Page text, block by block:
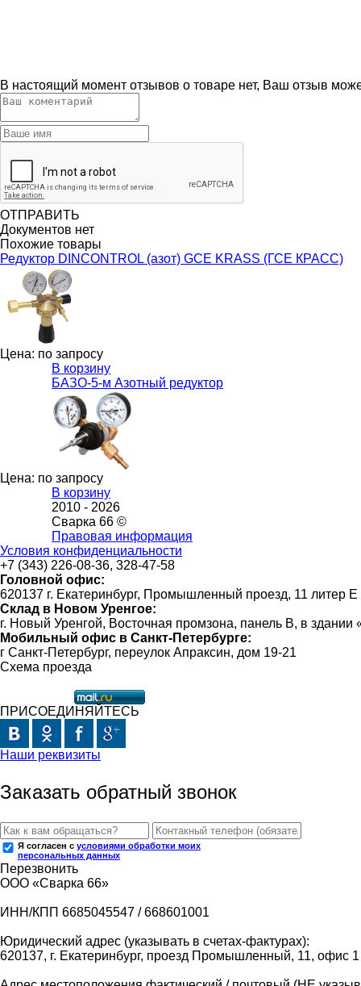
В настоящий момент отзывов о товаре нет, Ваш отзыв
ОТПРАВИТЬ
Документов нет
Похожие товары
Редуктор DINCONTROL (азот) GCE KRASS (ГСЕ КРАСС)
Цена: по запросу
В корзину
БАЗО-5-м Азотный редуктор
Цена: по запросу
В корзину
2010 - 2026
Сварка 66 ©
Правовая информация
Условия конфиденциальности
+7 (343) 226-08-36, 328-47-58
Головной офис:
620137 г. Екатеринбург, Промышленный проезд, 11 литер Е
Склад в Новом Уренгое:
г. Новый Уренгой, Восточная промзона, панель В, в
Мобильный офис в Санкт-Петербурге:
г Санкт-Петербург, переулок Апраксин, дом 19-21
Схема проезда
ПРИСОЕДИНЯЙТЕСЬ
Наши реквизиты
Заказать обратный звонок
Я согласен с условиями обработки моих
персональных данных
Перезвонить
ООО «Сварка 66»
ИНН/КПП 6685045547 / 668601001
Юридический адрес (указывать в счетах-фактурах):
620137, г. Екатеринбург, проезд Промышленный, 11, офис 1